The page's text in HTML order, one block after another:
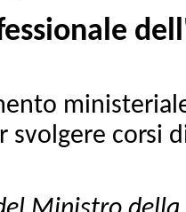
svolgere corsi